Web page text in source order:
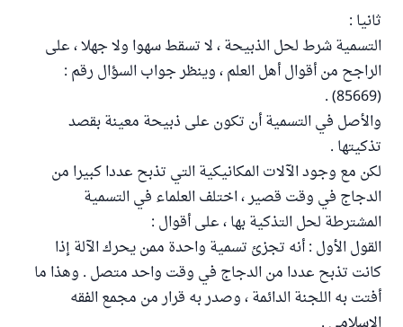
ثانيا :
التسمية شرط لحل الذبيحة ، لا تسقط سهوا ولا جهلا ، على
الراجح من أقوال أهل العلم ، وينظر جواب السؤال رقم :
(85669) .
والأصل في التسمية أن تكون على ذبيحة معينة بقصد
تذكيتها .
لكن مع وجود الآلات المكانيكية التي تذبح عددا كبيرا من
الدجاج في وقت قصير ، اختلف العلماء في التسمية
المشترطة لحل التذكية بها ، على أقوال :
القول الأول : أنه تجزئ تسمية واحدة ممن يحرك الآلة إذا
كانت تذبح عددا من الدجاج في وقت واحد متصل . وهذا ما
أفتت به اللجنة الدائمة ، وصدر به قرار من مجمع الفقه